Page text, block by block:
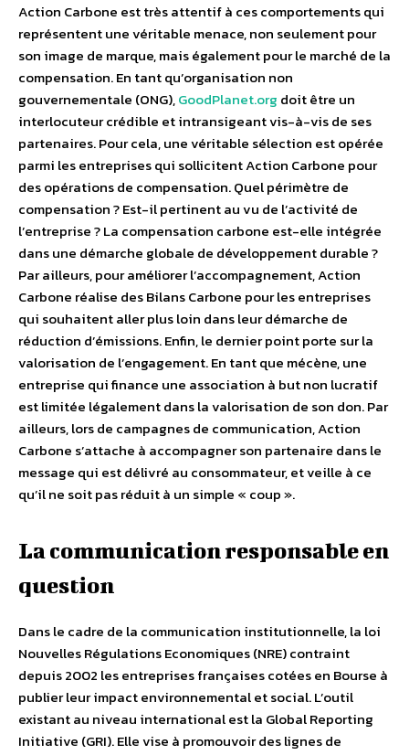
Action Carbone est très attentif à ces comportements qui
représentent une véritable menace, non seulement pour
son image de marque, mais également pour le marché de la
compensation. En tant qu’organisation non
gouvernementale (ONG),GoodPlanet.org doit être un
interlocuteur crédible et intransigeant vis-à-vis de ses
partenaires. Pour cela, une véritable sélection est opérée
parmi les entreprises qui sollicitent Action Carbone pour
des opérations de compensation. Quel périmètre de
compensation ? Est-il pertinent au vu de l’activité de
l’entreprise ? La compensation carbone est-elle intégrée
dans une démarche globale de développement durable ?
Par ailleurs, pour améliorer l’accompagnement, Action
Carbone réalise des Bilans Carbone pour les entreprises
qui souhaitent aller plus loin dans leur démarche de
réduction d’émissions. Enfin, le dernier point porte sur la
valorisation de l’engagement. En tant que mécène, une
entreprise qui finance une association à but non lucratif
est limitée légalement dans la valorisation de son don. Par
ailleurs, lors de campagnes de communication, Action
Carbone s’attache à accompagner son partenaire dans le
message qui est délivré au consommateur, et veille à ce
qu’il ne soit pas réduit à un simple « coup ».
La communication responsable en
question
Dans le cadre de la communication institutionnelle, la loi
Nouvelles Régulations Economiques (NRE) contraint
depuis 2002 les entreprises françaises cotées en Bourse à
publier leur impact environnemental et social. L’outil
existant au niveau international est la Global Reporting
Initiative (GRI). Elle vise à promouvoir des lignes de